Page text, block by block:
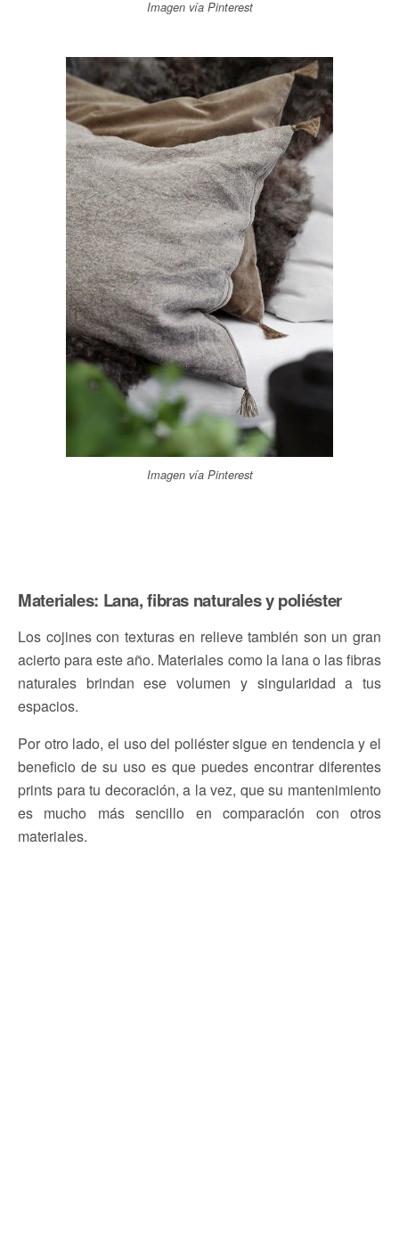
Imagen vía Pinterest
Imagen vía Pinterest
Materiales: Lana, fibras naturales y poliéster
Los cojines con texturas en relieve también son un gran
acierto para este año. Materiales como la lana o las fibras
naturales brindan ese volumen y singularidad a tus
espacios.
Por otro lado, el uso del poliéster sigue en tendencia y el
beneficio de su uso es que puedes encontrar diferentes
prints para tu decoración, a la vez, que su mantenimiento
es mucho más sencillo en comparación con otros
materiales.